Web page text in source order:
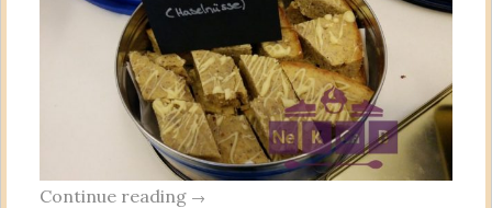
Continue reading →